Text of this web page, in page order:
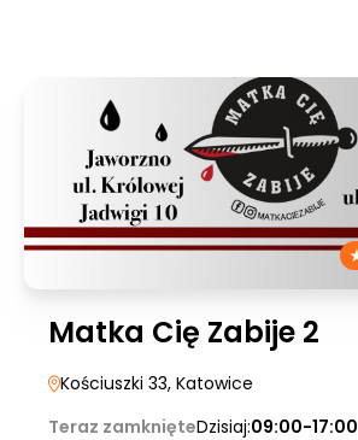
Matka Cię Zabije 2
Kościuszki 33, Katowice
Teraz zamknięteDzisiaj:09:00-17:00